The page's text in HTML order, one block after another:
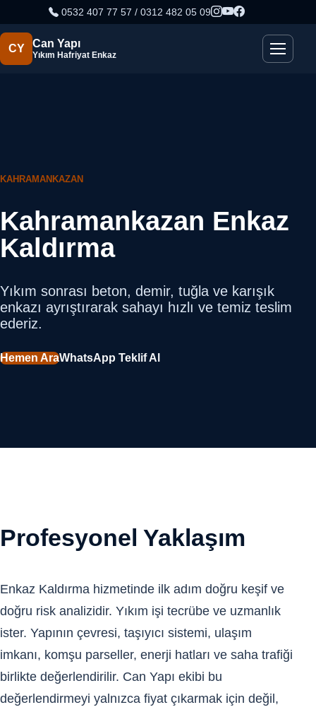
0532 407 77 57 / 0312 482 05 09
CY Can Yapı
Yıkım Hafriyat Enkaz
KAHRAMANKAZAN
Kahramankazan Enkaz
Kaldırma
Yıkım sonrası beton, demir, tuğla ve karışık
enkazı ayrıştırarak sahayı hızlı ve temiz teslim
ederiz.
Hemen AraWhatsApp Teklif Al
Profesyonel Yaklaşım
Enkaz Kaldırma hizmetinde ilk adım doğru keşif ve
doğru risk analizidir. Yıkım işi tecrübe ve uzmanlık
ister. Yapının çevresi, taşıyıcı sistemi, ulaşım
imkanı, komşu parseller, enerji hatları ve saha trafiği
birlikte değerlendirilir. Can Yapı ekibi bu
değerlendirmeyi yalnızca fiyat çıkarmak için değil,